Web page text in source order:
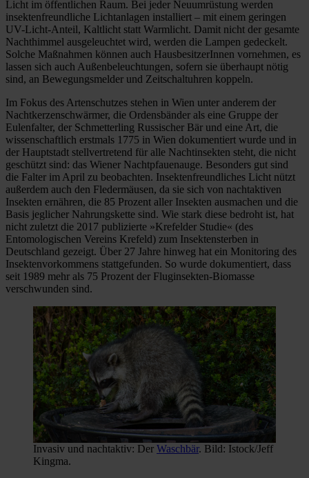
Licht im öffentlichen Raum. Bei jeder Neuumrüstung werden
insektenfreundliche Lichtanlagen installiert – mit einem geringen
UV-Licht-Anteil, Kaltlicht statt Warmlicht. Damit nicht der gesamte
Nachthimmel ausgeleuchtet wird, werden die Lampen gedeckelt.
Solche Maßnahmen können auch HausbesitzerInnen vornehmen, es
lassen sich auch Außenbeleuchtungen, sofern sie überhaupt nötig
sind, an Bewegungsmelder und Zeitschaltuhren koppeln.
Im Fokus des Artenschutzes stehen in Wien unter anderem der
Nachtkerzenschwärmer, die Ordensbänder als eine Gruppe der
Eulenfalter, der Schmetterling Russischer Bär und eine Art, die
wissenschaftlich erstmals 1775 in Wien dokumentiert wurde und in
der Hauptstadt stellvertretend für alle Nachtinsekten steht, die nicht
geschützt sind: das Wiener Nachtpfauenauge. Besonders gut sind
die Falter im April zu beobachten. Insektenfreundliches Licht nützt
außerdem auch den Fledermäusen, da sie sich von nachtaktiven
Insekten ernähren, die 85 Prozent aller Insekten ausmachen und die
Basis jeglicher Nahrungskette sind. Wie stark diese bedroht ist, hat
nicht zuletzt die 2017 publizierte »Krefelder Studie« (des
Entomologischen Vereins Krefeld) zum Insektensterben in
Deutschland gezeigt. Über 27 Jahre hinweg hat ein Monitoring des
Insektenvorkommens stattgefunden. So wurde dokumentiert, dass
seit 1989 mehr als 75 Prozent der Fluginsekten-Biomasse
verschwunden sind.
Invasiv und nachtaktiv: Der Waschbär. Bild: Istock/Jeff
Kingma.